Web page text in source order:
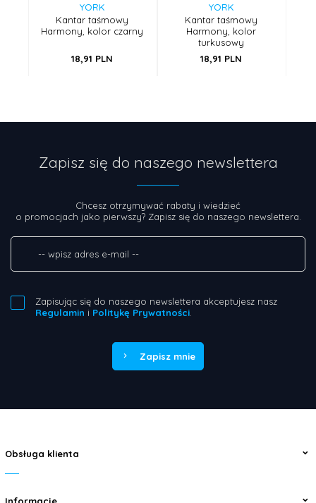
YORK
Kantar taśmowy
Harmony, kolor czarny
18,91 PLN
YORK
Kantar taśmowy
Harmony, kolor
turkusowy
18,91 PLN
Zapisz się do naszego newslettera
Chcesz otrzymywać rabaty i wiedzieć
o promocjach jako pierwszy? Zapisz się do naszego newslettera.
Zapisując się do naszego newslettera akceptujesz nasz
Regulamin i Politykę Prywatności
Zapisz mnie
Obsługa klienta
Informacje